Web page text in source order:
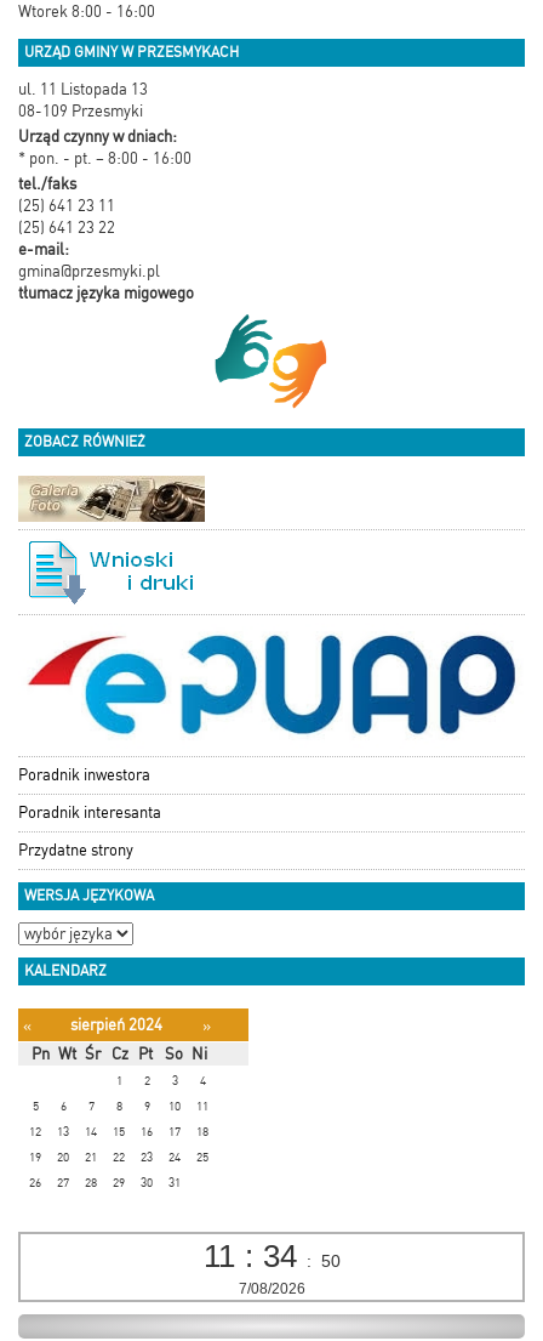
Wtorek 8:00 - 16:00
URZĄD GMINY W PRZESMYKACH
ul. 11 Listopada 13
08-109 Przesmyki
Urząd czynny w dniach:
* pon. - pt. – 8:00 - 16:00
tel./faks
(25) 641 23 11
(25) 641 23 22
e-mail:
gmina@przesmyki.pl
tłumacz języka migowego
ZOBACZ RÓWNIEŻ
Poradnik inwestora
Poradnik interesanta
Przydatne strony
WERSJA JĘZYKOWA
KALENDARZ
« sierpień 2024
»
Pn Wt Śr Cz Pt So Ni
1 2 3
4
5
6 7 8 9 10
11
12
13 14 15 16 17
18
19
20 21 22 23 24
25
26
27 28 29 30 31
11 : 34 : 51
7/08/2026